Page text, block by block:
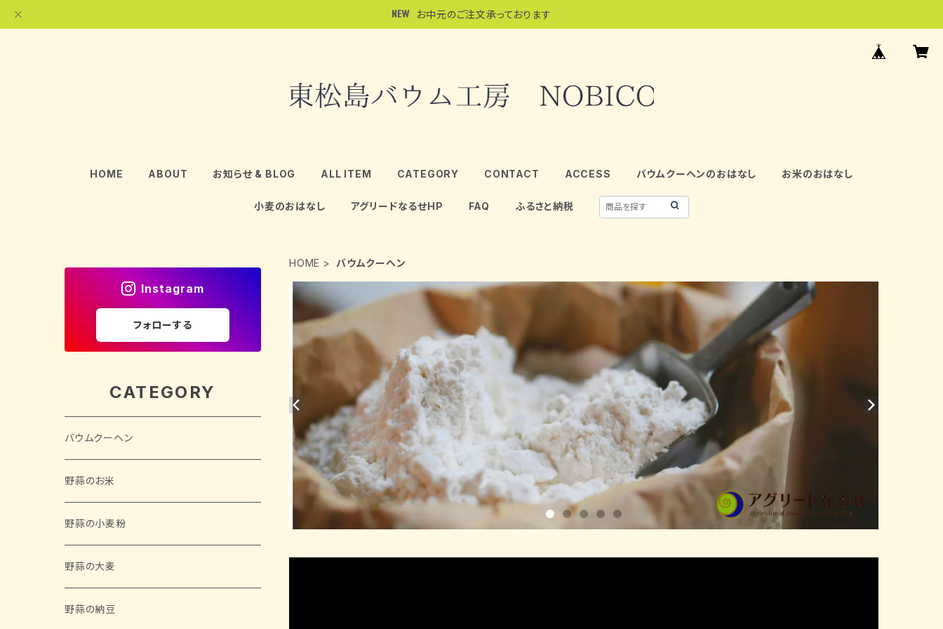
お中元のご注文承っております
HOME ABOUT お知らせ & BLOG ALL ITEM CATEGORY CONTACT ACCESS バウムクーヘンのおはなし お米のおはなし
小麦のおはなし アグリードなるせHP FAQ ふるさと納税
HOME バウムクーヘン
Instagram
フォローする
CATEGORY
バウムクーヘン
野蒜のお米
野蒜の小麦粉
野蒜の大麦
野蒜の納豆